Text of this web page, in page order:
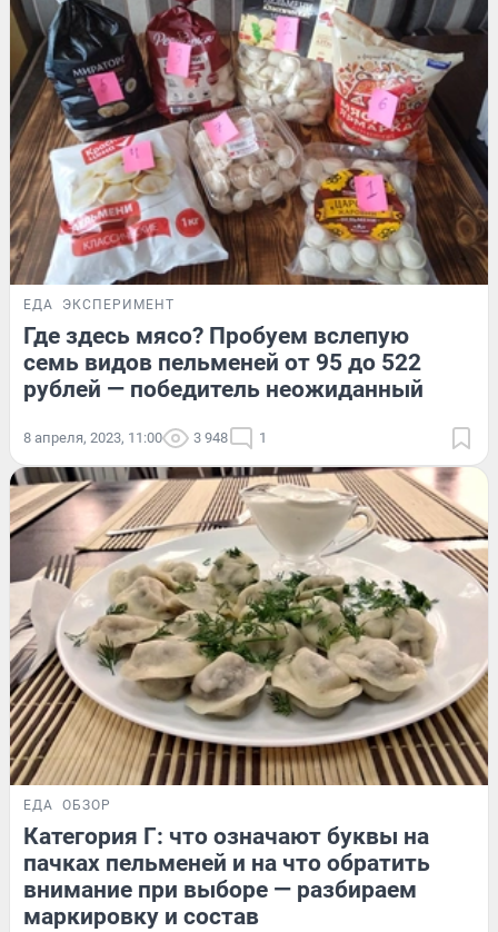
ЕДА ЭКСПЕРИМЕНТ
Где здесь мясо? Пробуем вслепую
семь видов пельменей от 95 до 522
рублей — победитель неожиданный
8 апреля, 2023, 11:00 3 948 1
ЕДА ОБЗОР
Категория Г: что означают буквы на
пачках пельменей и на что обратить
внимание при выборе — разбираем
маркировку и состав